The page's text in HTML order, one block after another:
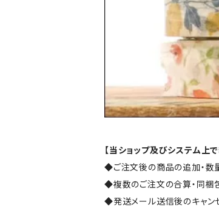
【当ショップ及びシステム上で
◆ご注文後の商品の追加・数
◆複数のご注文の合算・同梱
◆発送メール送信後のキャン